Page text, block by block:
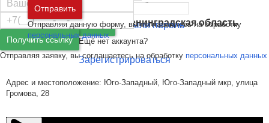
Москва и
Московская область
Санкт-Петербург иЛенинградская область
Войти Забыли пароль
Ещё нет аккаунта?
Зарегистрироваться
Адрес и местоположение: Юго-Западный, Юго-Западный мкр, улица
Громова, 28
Получить ссылку
Отправляя заявку, вы соглашаетесь на обработку персональных данных
Отправить
Отправляя данную форму, вы соглашаетесь на обработку
персональных данных